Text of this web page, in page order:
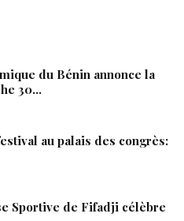
du Bénin annonce la
30…
au palais des congrès:
Sportive de Fifadji célèbre